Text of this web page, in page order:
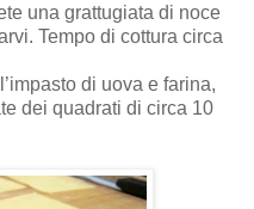
una grattugiata di noce
Tempo di cottura circa
di uova e farina,
dei quadrati di circa 10